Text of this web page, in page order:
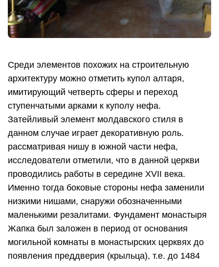
Среди элементов похожих на строительную
архитектуру можно отметить купол алтаря,
имитирующий четверть сферы и переход
ступенчатыми арками к куполу нефа.
Затейливый элемент молдавского стиля в
данном случае играет декоративную роль.
рассматривая нишу в южной части нефа,
исследователи отметили, что в данной церкви
проводились работы в середине XVII века.
Именно тогда боковые стороны нефа заменили
низкими нишами, снаружи обозначенными
маленькими резалитами. Фундамент монастыря
Жапка был заложен в период от основания
могильной комнаты в монастырских церквях до
появления преддверия (крыльца), т.е. до 1484